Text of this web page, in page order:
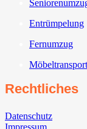
Entrümpelung
Fernumzug
Möbeltransport
Rechtliches
Datenschutz